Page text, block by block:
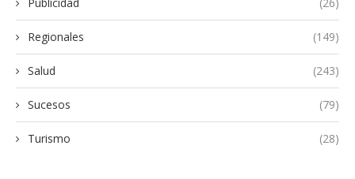
Regionales (149)
Salud (243)
Sucesos (79)
Turismo (28)